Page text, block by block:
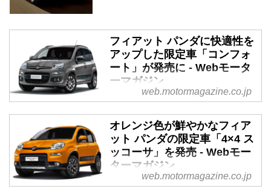
フィアット パンダに快適性を
アップした限定車「コンフォ
ート」が発売に - Webモータ
ーマガジン
2020年4月8日、FCAジャパンは
フィアット パンダに快適装備を
充実させた限定車「パンダ
Comfort（コンフォート）」を設
定し、4月18日より90台限定で発
売する。
web.motormagazine.co.jp
オレンジ色が鮮やかなフィア
ット パンダの限定車「4×4 ス
ッコーサ」を発売 - Webモー
ターマガジン
2019年7月3日、FCAジャパンは
web.motormagazine.co.jp